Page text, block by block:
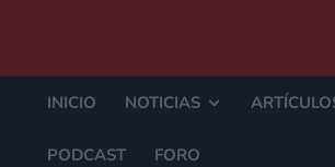
INICIO NOTICIAS
PODCAST FORO